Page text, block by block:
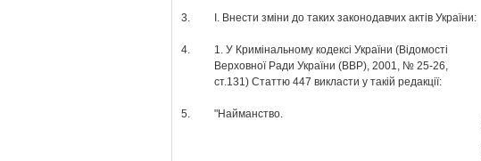
3. І. Внести зміни до таких законодавчих актів України:
4.
1. У Кримінальному кодексі України (Відомості
Верховної Ради України (ВВР), 2001, № 25-26,
ст.131) Статтю 447 викласти у такій редакції:
5. "Найманство.